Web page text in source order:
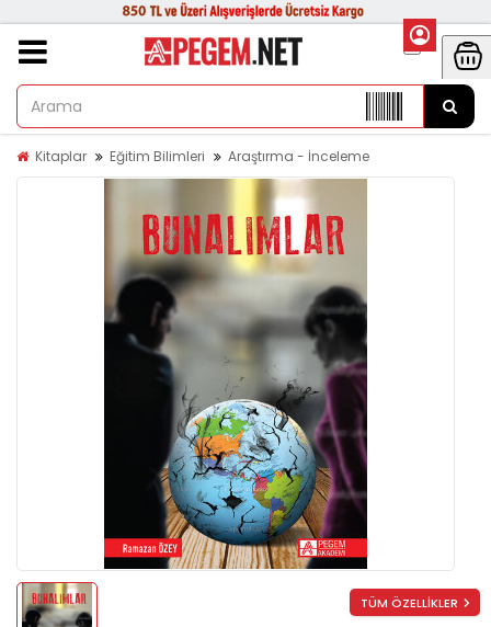
Kitaplar Eğitim Bilimleri Araştırma - İnceleme
TÜM ÖZELLİKLER